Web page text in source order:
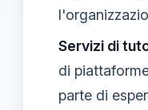
Servizi di
di
parte di